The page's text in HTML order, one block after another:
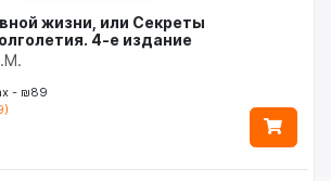
жизни, или Секреты
4-е издание
- ₪89